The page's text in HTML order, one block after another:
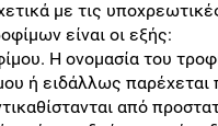
με τις
είναι οι εξής:
Η ονομασία του
ή ειδάλλως
από